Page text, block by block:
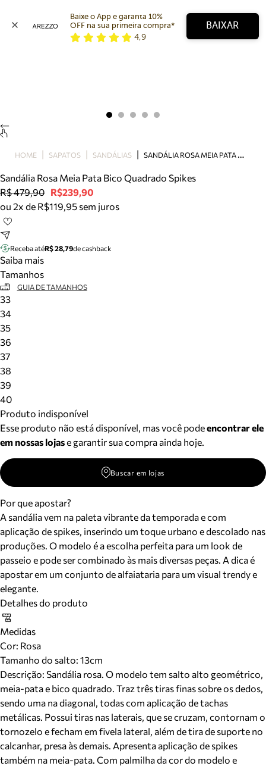
Bolsa
Tamanco
Tênis
Mule
Tire dúvidas sobre pedidos, devoluções e mais.
Meus pedidos
Acompanhe seus pedidos e solicite devoluções.
Baixe o App e garanta 10%
OFF na sua primeira compra*
4,9
BAIXAR
HOME SAPATOS SANDÁLIAS S
ANDÁLIA ROSA MEIA PATA BICO QUADRADO SPIKES
Sandália Rosa Meia Pata Bico Quadrado Spikes
R$ 479,90 R$239,90
ou 2x de R$119,95 sem juros
Receba atéR$ 28,79de cashback
Saiba mais
Tamanhos
GUIA DE TAMANHOS
33
34
35
36
37
38
39
40
Produto indisponível
Esse produto não está disponível, mas você podeencontrar ele
em nossas lojase garantir sua compra ainda hoje.
Buscar em lojas
Por que apostar?
A sandália vem na paleta vibrante da temporada e com
aplicação de spikes, inserindo um toque urbano e descolado nas
produções. O modelo é a escolha perfeita para um look de
passeio e pode ser combinado às mais diversas peças. A dica é
apostar em um conjunto de alfaiataria para um visual trendy e
elegante.
Detalhes do produto
Medidas
Cor: Rosa
Tamanho do salto: 13cm
Descrição: Sandália rosa. O modelo tem salto alto geométrico,
meia-pata e bico quadrado. Traz três tiras finas sobre os dedos,
sendo uma na diagonal, todas com aplicação de tachas
metálicas. Possui tiras nas laterais, que se cruzam, contornam o
tornozelo e fecham em fivela lateral, além de tira de suporte no
calcanhar, presa às demais. Apresenta aplicação de spikes
também na meia-pata. Com palmilha da cor do modelo e